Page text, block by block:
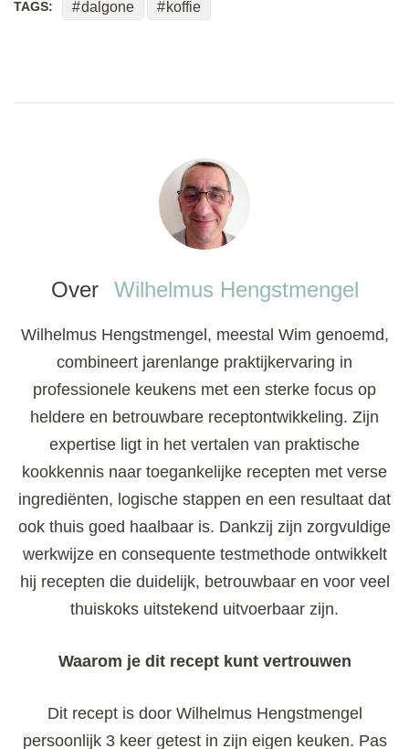
TAGS: dalgone koffie
Over Wilhelmus Hengstmengel
Wilhelmus Hengstmengel, meestal Wim genoemd,
combineert jarenlange praktijkervaring in
professionele keukens met een sterke focus op
heldere en betrouwbare receptontwikkeling. Zijn
expertise ligt in het vertalen van praktische
kookkennis naar toegankelijke recepten met verse
ingrediënten, logische stappen en een resultaat dat
ook thuis goed haalbaar is. Dankzij zijn zorgvuldige
werkwijze en consequente testmethode ontwikkelt
hij recepten die duidelijk, betrouwbaar en voor veel
thuiskoks uitstekend uitvoerbaar zijn.
Waarom je dit recept kunt vertrouwen
Dit recept is door Wilhelmus Hengstmengel
persoonlijk 3 keer getest in zijn eigen keuken. Pas